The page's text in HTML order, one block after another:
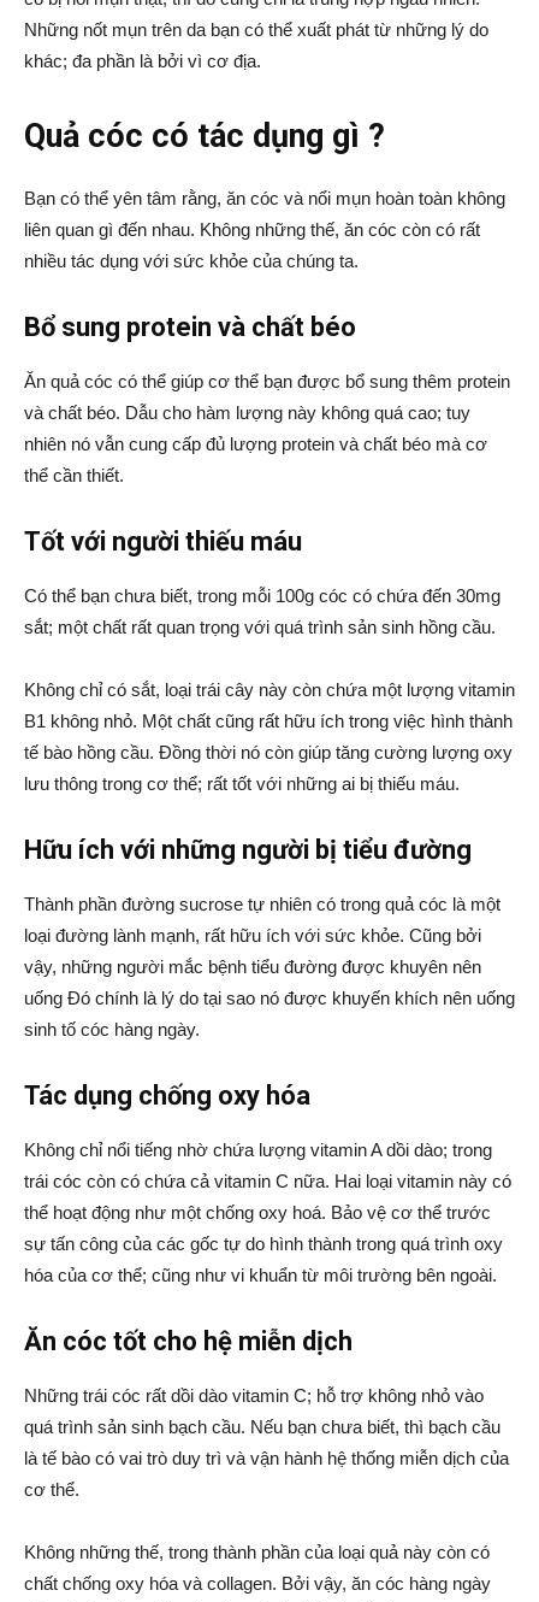
Những nốt mụn trên da bạn có thể xuất phát từ những lý do
khác; đa phần là bởi vì cơ địa.
Quả cóc có tác dụng gì ?
Bạn có thể yên tâm rằng, ăn cóc và nổi mụn hoàn toàn không
liên quan gì đến nhau. Không những thế, ăn cóc còn có rất
nhiều tác dụng với sức khỏe của chúng ta.
Bổ sung protein và chất béo
Ăn quả cóc có thể giúp cơ thể bạn được bổ sung thêm protein
và chất béo. Dẫu cho hàm lượng này không quá cao; tuy
nhiên nó vẫn cung cấp đủ lượng protein và chất béo mà cơ
thể cần thiết.
Tốt với người thiếu máu
Có thể bạn chưa biết, trong mỗi 100g cóc có chứa đến 30mg
sắt; một chất rất quan trọng với quá trình sản sinh hồng cầu.
Không chỉ có sắt, loại trái cây này còn chứa một lượng vitamin
B1 không nhỏ. Một chất cũng rất hữu ích trong việc hình thành
tế bào hồng cầu. Đồng thời nó còn giúp tăng cường lượng oxy
lưu thông trong cơ thể; rất tốt với những ai bị thiếu máu.
Hữu ích với những người bị tiểu đường
Thành phần đường sucrose tự nhiên có trong quả cóc là một
loại đường lành mạnh, rất hữu ích với sức khỏe. Cũng bởi
vậy, những người mắc bệnh tiểu đường được khuyên nên
uống Đó chính là lý do tại sao nó được khuyến khích nên uống
sinh tố cóc hàng ngày.
Tác dụng chống oxy hóa
Không chỉ nổi tiếng nhờ chứa lượng vitamin A dồi dào; trong
trái cóc còn có chứa cả vitamin C nữa. Hai loại vitamin này có
thể hoạt động như một chống oxy hoá. Bảo vệ cơ thể trước
sự tấn công của các gốc tự do hình thành trong quá trình oxy
hóa của cơ thể; cũng như vi khuẩn từ môi trường bên ngoài.
Ăn cóc tốt cho hệ miễn dịch
Những trái cóc rất dồi dào vitamin C; hỗ trợ không nhỏ vào
quá trình sản sinh bạch cầu. Nếu bạn chưa biết, thì bạch cầu
là tế bào có vai trò duy trì và vận hành hệ thống miễn dịch của
cơ thể.
Không những thế, trong thành phần của loại quả này còn có
chất chống oxy hóa và collagen. Bởi vậy, ăn cóc hàng ngày